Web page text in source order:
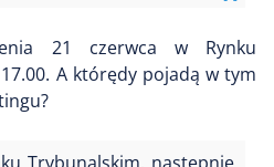
21 czerwca w Rynku
A którędy pojadą w tym